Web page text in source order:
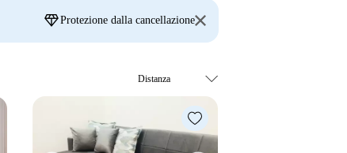
diamondProtezione dalla cancellazione